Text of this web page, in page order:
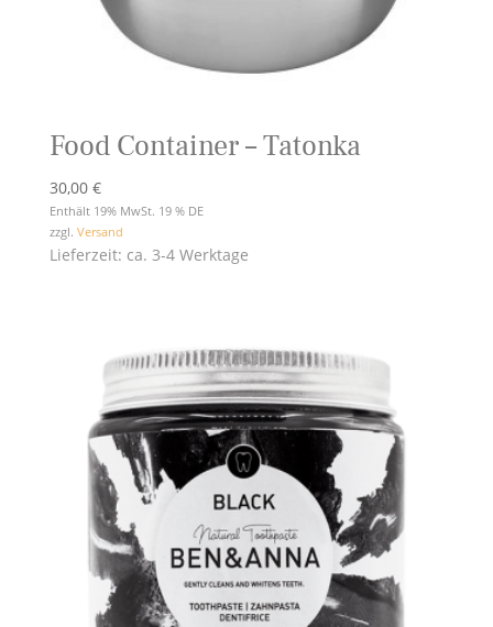
Food Container – Tatonka
30,00 €
Enthält 19% MwSt. 19 % DE
zzgl. Versand
Lieferzeit: ca. 3-4 Werktage